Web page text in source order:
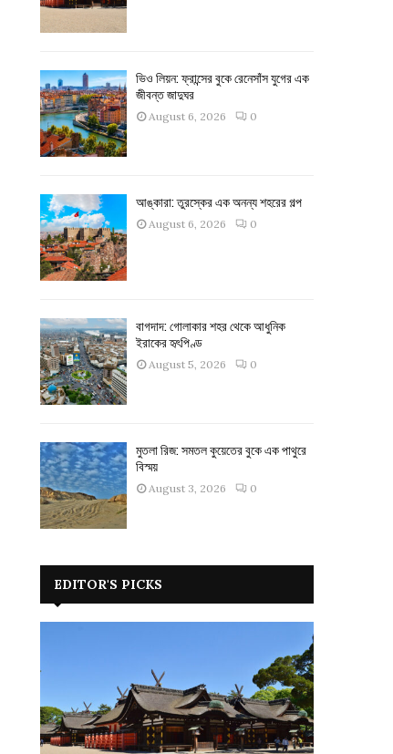
ভিও লিয়ন: ফ্রান্সের বুকে রেনেসাঁস যুগের এক
জীবন্ত জাদুঘর
August 6, 2026 0
আঙ্কারা: তুরস্কের এক অনন্য শহরের গল্প
August 6, 2026 0
বাগদাদ: গোলাকার শহর থেকে আধুনিক
ইরাকের হৃৎপিণ্ড
August 5, 2026 0
মুতলা রিজ: সমতল কুয়েতের বুকে এক পাথুরে
বিস্ময়
August 3, 2026 0
EDITOR'S PICKS